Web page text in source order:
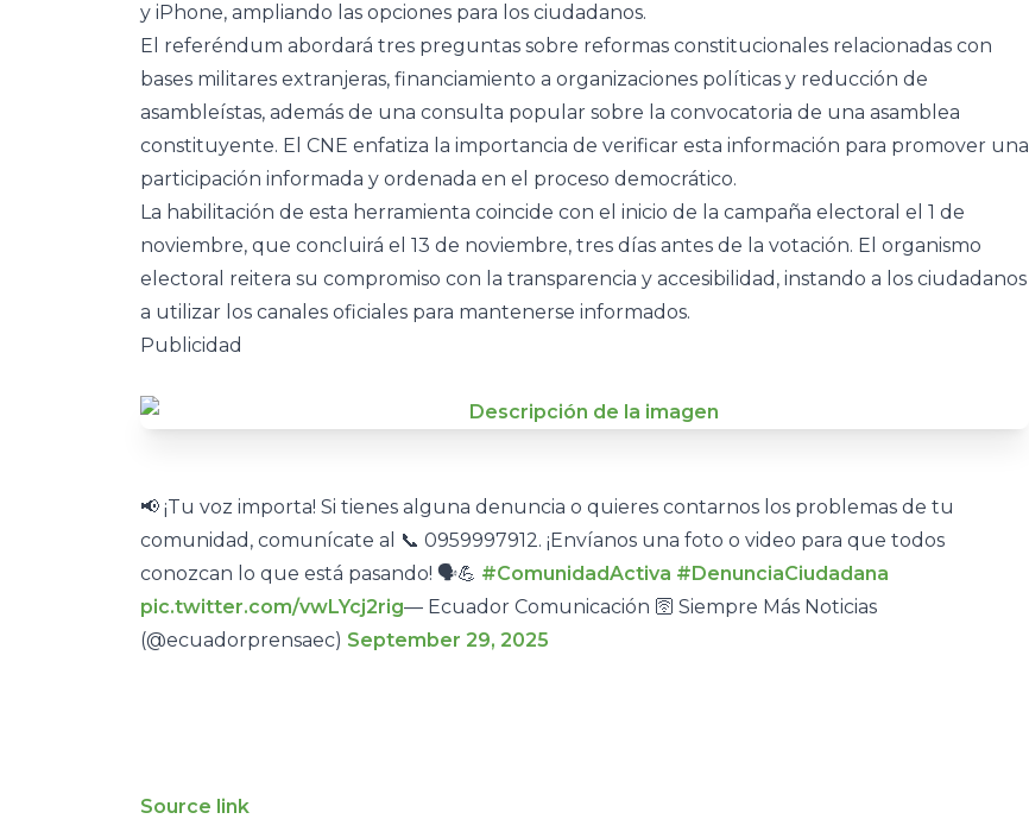
y iPhone, ampliando las opciones para los ciudadanos.
El referéndum abordará tres preguntas sobre reformas constitucionales relacionadas con
bases militares extranjeras, financiamiento a organizaciones políticas y reducción de
asambleístas, además de una consulta popular sobre la convocatoria de una asamblea
constituyente. El CNE enfatiza la importancia de verificar esta información para promover una
participación informada y ordenada en el proceso democrático.
La habilitación de esta herramienta coincide con el inicio de la campaña electoral el 1 de
noviembre, que concluirá el 13 de noviembre, tres días antes de la votación. El organismo
electoral reitera su compromiso con la transparencia y accesibilidad, instando a los ciudadanos
a utilizar los canales oficiales para mantenerse informados.
Publicidad
📢 ¡Tu voz importa! Si tienes alguna denuncia o quieres contarnos los problemas de tu
comunidad, comunícate al 📞 0959997912. ¡Envíanos una foto o video para que todos
conozcan lo que está pasando! 🗣️💪 #ComunidadActiva #DenunciaCiudadana
pic.twitter.com/vwLYcj2rig— Ecuador Comunicación 🛜 Siempre Más Noticias
(@ecuadorprensaec) September 29, 2025
Source link